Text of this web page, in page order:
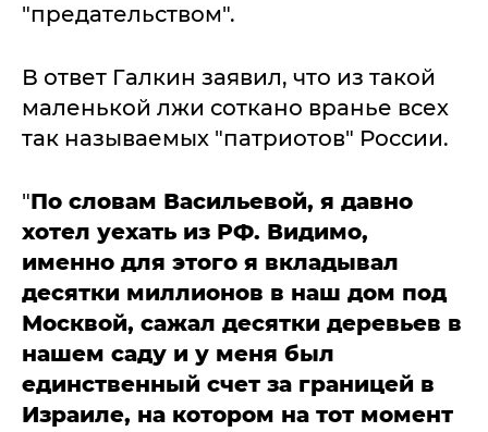
"предательством".
В ответ Галкин заявил, что из такой
маленькой лжи соткано вранье всех
так называемых "патриотов" России.
"По словам Васильевой, я давно
хотел уехать из РФ. Видимо,
именно для этого я вкладывал
десятки миллионов в наш дом под
Москвой, сажал десятки деревьев в
нашем саду и у меня был
единственный счет за границей в
Израиле, на котором на тот момент